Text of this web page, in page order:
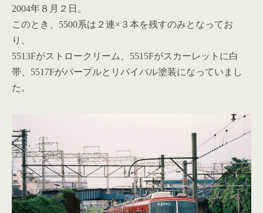
2004年８月２日。
このとき、5500系は２連×３本を残すのみとなってお
り、
5513Fがストロークリーム、5515Fがスカーレットに白
帯、5517Fがパープルとリバイバル塗装になっていまし
た。